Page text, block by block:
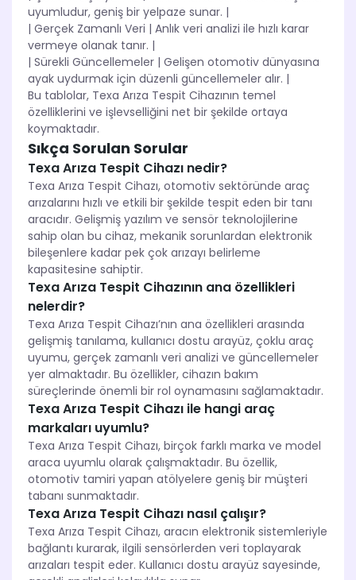
uyumludur, geniş bir yelpaze sunar. |
| Gerçek Zamanlı Veri | Anlık veri analizi ile hızlı karar
vermeye olanak tanır. |
| Sürekli Güncellemeler | Gelişen otomotiv dünyasına
ayak uydurmak için düzenli güncellemeler alır. |
Bu tablolar, Texa Arıza Tespit Cihazının temel
özelliklerini ve işlevselliğini net bir şekilde ortaya
koymaktadır.
Sıkça Sorulan Sorular
Texa Arıza Tespit Cihazı nedir?
Texa Arıza Tespit Cihazı, otomotiv sektöründe araç
arızalarını hızlı ve etkili bir şekilde tespit eden bir tanı
aracıdır. Gelişmiş yazılım ve sensör teknolojilerine
sahip olan bu cihaz, mekanik sorunlardan elektronik
bileşenlere kadar pek çok arızayı belirleme
kapasitesine sahiptir.
Texa Arıza Tespit Cihazının ana özellikleri
nelerdir?
Texa Arıza Tespit Cihazı’nın ana özellikleri arasında
gelişmiş tanılama, kullanıcı dostu arayüz, çoklu araç
uyumu, gerçek zamanlı veri analizi ve güncellemeler
yer almaktadır. Bu özellikler, cihazın bakım
süreçlerinde önemli bir rol oynamasını sağlamaktadır.
Texa Arıza Tespit Cihazı ile hangi araç
markaları uyumlu?
Texa Arıza Tespit Cihazı, birçok farklı marka ve model
araca uyumlu olarak çalışmaktadır. Bu özellik,
otomotiv tamiri yapan atölyelere geniş bir müşteri
tabanı sunmaktadır.
Texa Arıza Tespit Cihazı nasıl çalışır?
Texa Arıza Tespit Cihazı, aracın elektronik sistemleriyle
bağlantı kurarak, ilgili sensörlerden veri toplayarak
arızaları tespit eder. Kullanıcı dostu arayüz sayesinde,